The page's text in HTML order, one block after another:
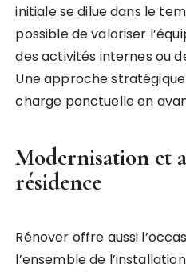
initiale se dilue dans le
possible de valoriser
des activités internes ou
Une approche
charge ponctuelle en
Modernisation et
résidence
Rénover offre aussi
l’ensemble de